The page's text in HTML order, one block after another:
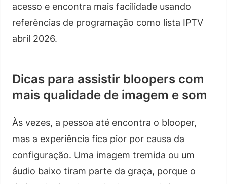
acesso e encontra mais facilidade usando
referências de programação como lista IPTV
abril 2026.
Dicas para assistir bloopers com
mais qualidade de imagem e som
Às vezes, a pessoa até encontra o blooper,
mas a experiência fica pior por causa da
configuração. Uma imagem tremida ou um
áudio baixo tiram parte da graça, porque o